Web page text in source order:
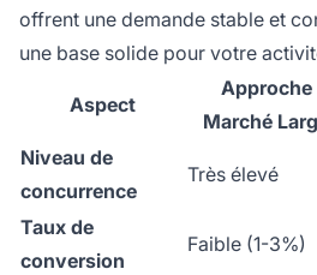
offrent une demande stable et
une base solide pour votre
Aspect
Approche
Marché
Niveau de
concurrence
Très élevé
Taux de
conversion
Faible (1-3%)